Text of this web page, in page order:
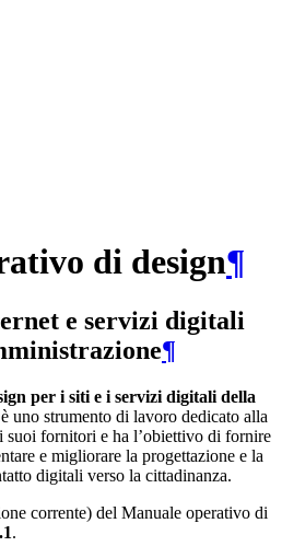
di design¶
e servizi digitali
¶
per i siti e i servizi digitali della
è uno strumento di lavoro dedicato alla
suoi fornitori e ha l’obiettivo di fornire
e migliorare la progettazione e la
digitali verso la cittadinanza.
corrente) del Manuale operativo di
.